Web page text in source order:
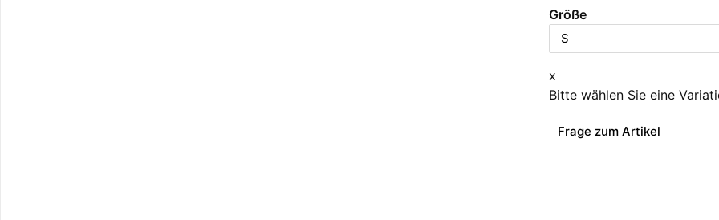
Größe
x
Bitte wählen Sie eine
Frage zum Artikel